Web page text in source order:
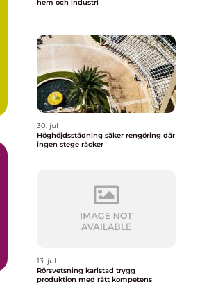
hem och industri
30. jul
Höghöjdsstädning säker rengöring där
ingen stege räcker
13. jul
Rörsvetsning karlstad trygg
produktion med rätt kompetens